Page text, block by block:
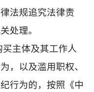
法规追究法律责
处理。
主体及其工作人
，以及滥用职权、
行为的，按照《中